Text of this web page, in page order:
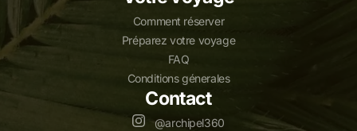
Comment réserver
Préparez votre voyage
FAQ
Conditions génerales
Contact
@archipel360